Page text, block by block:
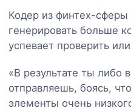
Кодер из финтех-
генерировать больше
успевает проверить
«В результате ты либо
отправляешь, боясь,
элементы очень